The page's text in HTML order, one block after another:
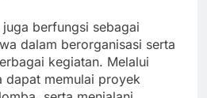
berfungsi sebagai
dalam berorganisasi serta
kegiatan. Melalui
dapat memulai proyek